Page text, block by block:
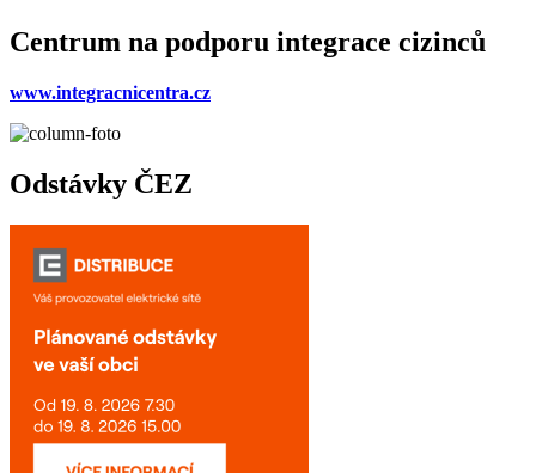
Centrum na podporu integrace cizinců
www.integracnicentra.cz
Odstávky ČEZ